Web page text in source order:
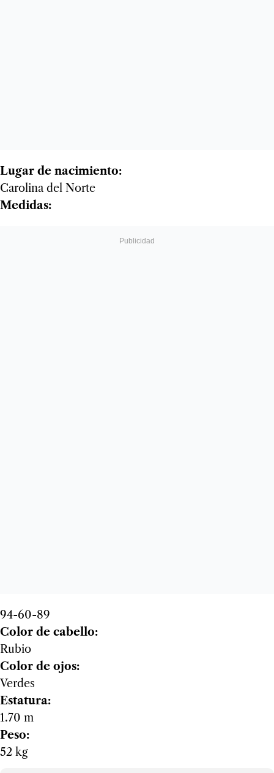
Lugar de nacimiento:
Carolina del Norte
Medidas:
94-60-89
Color de cabello:
Rubio
Color de ojos:
Verdes
Estatura:
1.70 m
Peso:
52 kg